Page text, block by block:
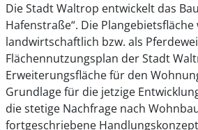
Die Stadt Waltrop entwickelt das
Hafenstraße“. Die
landwirtschaftlich bzw. als
Flächennutzungsplan der Stadt
Erweiterungsfläche für den
Grundlage für die jetzige
die stetige Nachfrage nach
fortgeschriebene